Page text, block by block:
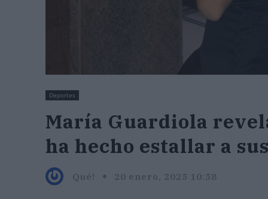
Deportes
María Guardiola
ha hecho estallar a
Qué! 20 enero, 2025 10:58